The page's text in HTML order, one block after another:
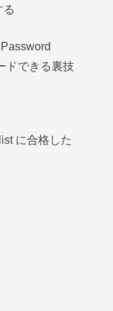
る
ドできる裏技
に合格した